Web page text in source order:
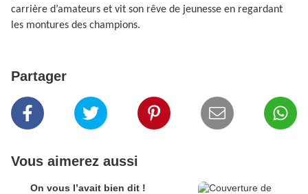
carrière d’amateurs et vit son rêve de jeunesse en regardant
les montures des champions.
Partager
Vous aimerez aussi
On vous l’avait bien dit !